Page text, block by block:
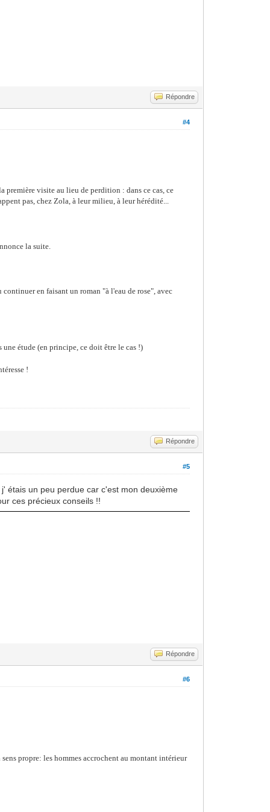
Répondre
#4
première visite au lieu de perdition : dans ce cas, ce
pas, chez Zola, à leur milieu, à leur hérédité...
la suite.
en faisant un roman "à l'eau de rose", avec
étude (en principe, ce doit être le cas !)
!
Répondre
#5
étais un peu perdue car c'est mon deuxième
ces précieux conseils !!
Répondre
#6
propre: les hommes accrochent au montant intérieur